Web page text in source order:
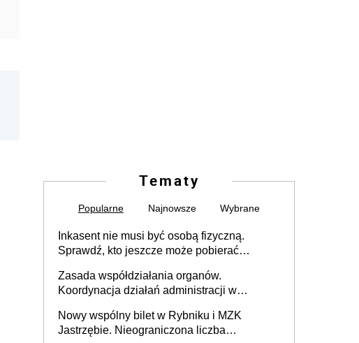
Tematy
Popularne Najnowsze Wybrane
Inkasent nie musi być osobą fizyczną.
Sprawdź, kto jeszcze może pobierać
Zasada współdziałania organów.
Koordynacja działań administracji w
Nowy wspólny bilet w Rybniku i MZK
Jastrzębie. Nieograniczona liczba